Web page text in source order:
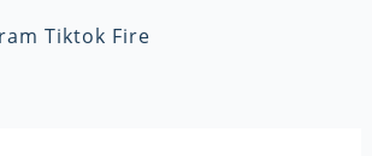
Tiktok Fire